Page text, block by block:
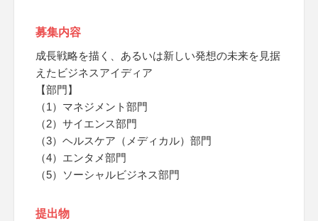
募集内容
成長戦略を描く、あるいは新しい発想の未来を見据
えたビジネスアイディア
【部門】
（1）マネジメント部門
（2）サイエンス部門
（3）ヘルスケア（メディカル）部門
（4）エンタメ部門
（5）ソーシャルビジネス部門
提出物